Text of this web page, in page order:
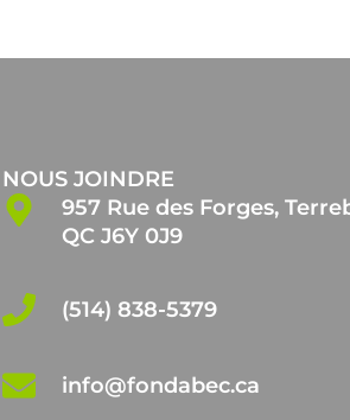
NOUS JOINDRE
957 Rue des Forges,
QC J6Y 0J9
(514) 838-5379
info@fondabec.ca